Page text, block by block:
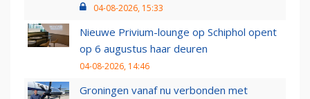
04-08-2026, 15:33
Nieuwe Privium-lounge op Schiphol opent
op 6 augustus haar deuren
04-08-2026, 14:46
Groningen vanaf nu verbonden met